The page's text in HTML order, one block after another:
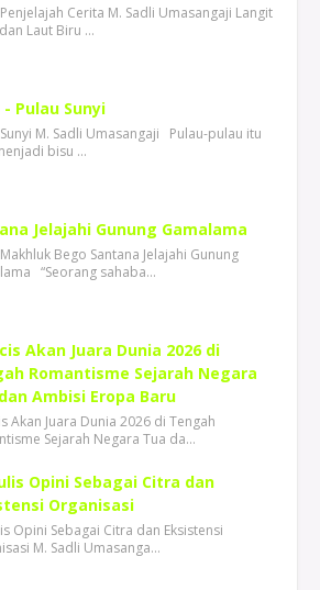
Cerita M. Sadli Umasangaji Langit
Laut Biru …
- Pulau Sunyi
M. Sadli Umasangaji Pulau-pulau itu
bisu …
Jelajahi Gunung Gamalama
Bego Santana Jelajahi Gunung
“Seorang sahaba…
Akan Juara Dunia 2026 di
Romantisme Sejarah Negara
Ambisi Eropa Baru
Akan Juara Dunia 2026 di Tengah
Sejarah Negara Tua da…
Opini Sebagai Citra dan
Organisasi
Opini Sebagai Citra dan Eksistensi
M. Sadli Umasanga…